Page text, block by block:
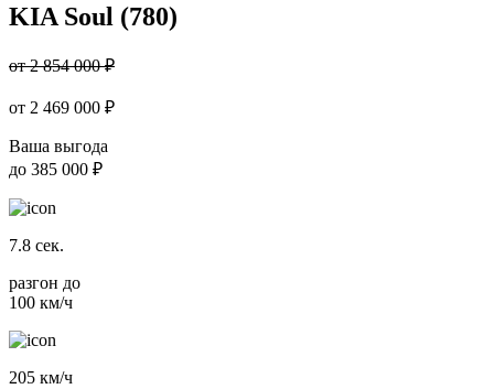
KIA Soul (780)
от 2 854 000 ₽
от 2 469 000 ₽
Ваша выгода
до 385 000 ₽
7.8 сек.
разгон до
100 км/ч
205 км/ч